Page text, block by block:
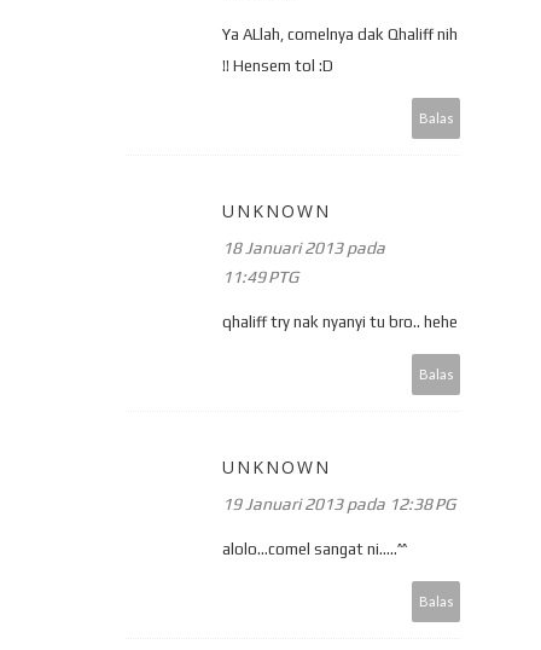
Ya ALlah, comelnya dak Qhaliff nih
!! Hensem tol :D
Balas
UNKNOWN
18 Januari 2013 pada
11:49 PTG
qhaliff try nak nyanyi tu bro.. hehe
Balas
UNKNOWN
19 Januari 2013 pada 12:38 PG
alolo...comel sangat ni.....^^
Balas